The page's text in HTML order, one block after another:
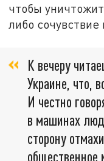
чтобы
либо сочувствие
К вечеру
Украине, что,
И честно
в машинах
сторону
общественное